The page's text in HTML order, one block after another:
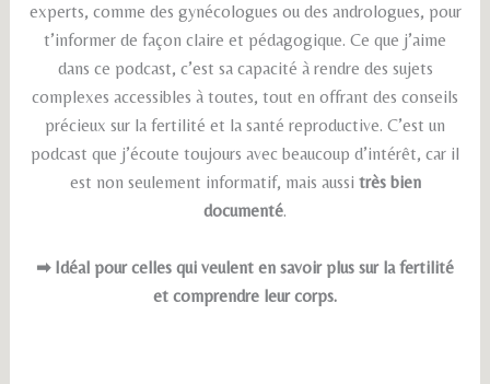
experts, comme des gynécologues ou des andrologues, pour
t’informer de façon claire et pédagogique. Ce que j’aime
dans ce podcast, c’est sa capacité à rendre des sujets
complexes accessibles à toutes, tout en offrant des conseils
précieux sur la fertilité et la santé reproductive. C’est un
podcast que j’écoute toujours avec beaucoup d’intérêt, car il
est non seulement informatif, mais aussi très bien
documenté.
➡ Idéal pour celles qui veulent en savoir plus sur la fertilité
et comprendre leur corps.